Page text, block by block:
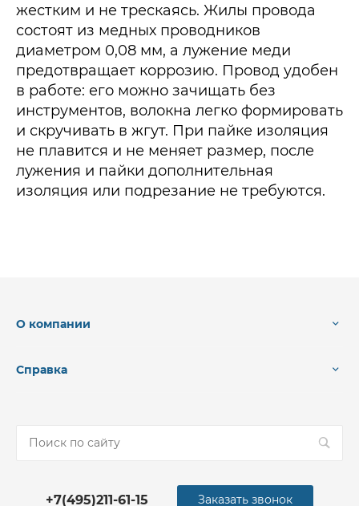
жестким и не трескаясь. Жилы провода
состоят из медных проводников
диаметром 0,08 мм, а лужение меди
предотвращает коррозию. Провод удобен
в работе: его можно зачищать без
инструментов, волокна легко формировать
и скручивать в жгут. При пайке изоляция
не плавится и не меняет размер, после
лужения и пайки дополнительная
изоляция или подрезание не требуются.
О компании
Справка
+7(495)211-61-15 Заказать звонок